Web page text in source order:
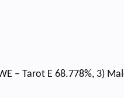
– Tarot E 68.778%, 3)